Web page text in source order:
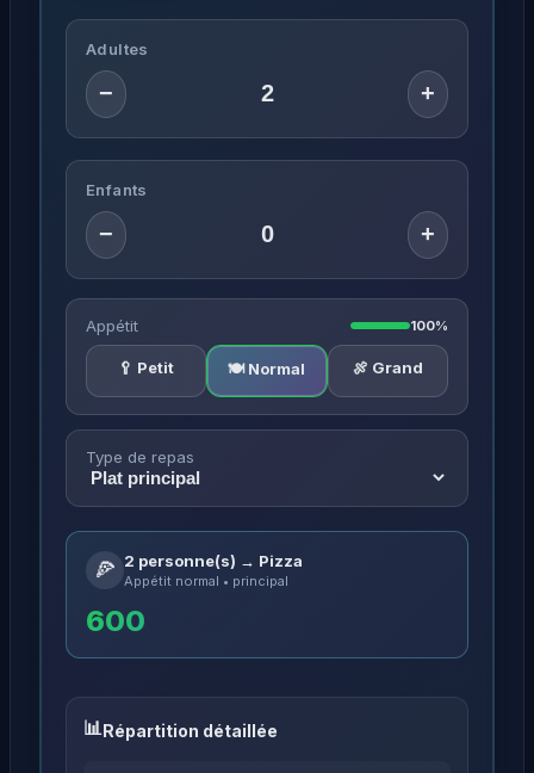
Adultes
− +
Enfants
− +
Appétit 100%
🥄 Petit 🍽️ Normal 🍖 Grand
Type de repas
🍕 2 personne(s) → Pizza
Appétit normal • principal
600
Répartition détaillée